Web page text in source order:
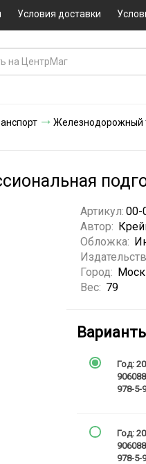
Условия доставки
Железнодорожный
Артикул: 00-
Автор:
Обложка:
Город:
Вес: 79
Год:
978-5-
Год:
978-5-